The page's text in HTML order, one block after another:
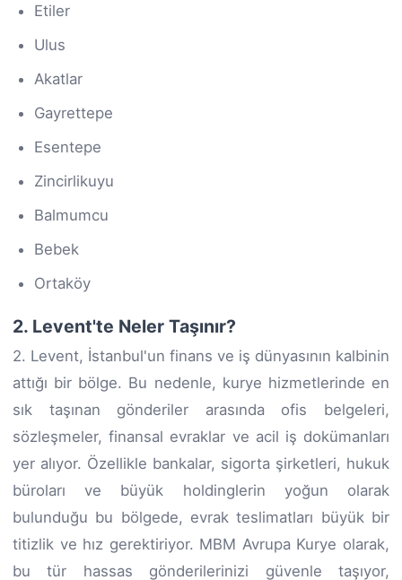
Etiler
Ulus
Akatlar
Gayrettepe
Esentepe
Zincirlikuyu
Balmumcu
Bebek
Ortaköy
2. Levent'te Neler Taşınır?
2. Levent, İstanbul'un finans ve iş dünyasının kalbinin
attığı bir bölge. Bu nedenle, kurye hizmetlerinde en
sık taşınan gönderiler arasında ofis belgeleri,
sözleşmeler, finansal evraklar ve acil iş dokümanları
yer alıyor. Özellikle bankalar, sigorta şirketleri, hukuk
büroları ve büyük holdinglerin yoğun olarak
bulunduğu bu bölgede, evrak teslimatları büyük bir
titizlik ve hız gerektiriyor. MBM Avrupa Kurye olarak,
bu tür hassas gönderilerinizi güvenle taşıyor,